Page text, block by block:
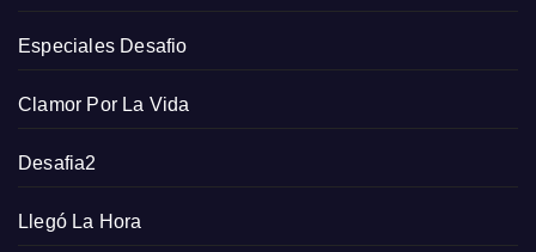
Especiales Desafio
Clamor Por La Vida
Desafia2
Llegó La Hora